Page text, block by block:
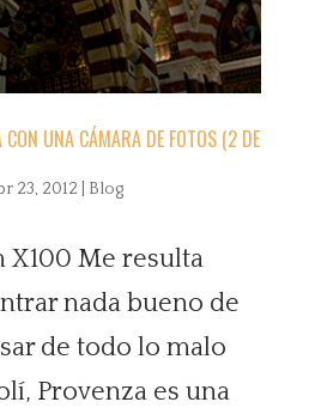
UNA CÁMARA DE FOTOS (2 DE
23, 2012 Blog
X100 Me resulta
nada bueno de
de todo lo malo
Provenza es una